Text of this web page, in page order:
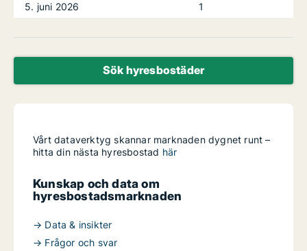
5. juni 2026
1
Sök hyresbostäder
Vårt dataverktyg skannar marknaden dygnet runt –
hitta din nästa hyresbostad här
Kunskap och data om
hyresbostadsmarknaden
→ Data & insikter
→ Frågor och svar